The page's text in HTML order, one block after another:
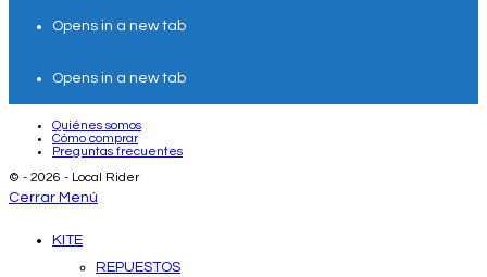
Opens in a new tab
Opens in a new tab
Quiénes somos
Cómo comprar
Preguntas frecuentes
© - 2026 - Local Rider
Cerrar Menú
KITE
REPUESTOS